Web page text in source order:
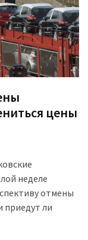
цены
неделе
отмены
приедут ли